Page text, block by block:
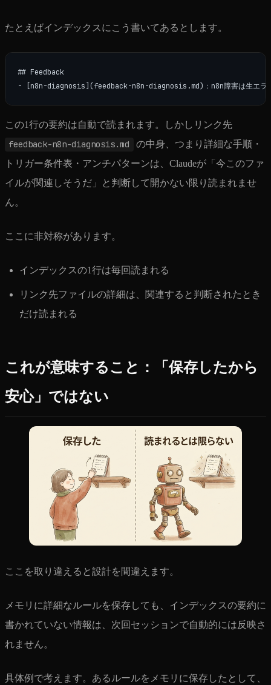
たとえばインデックスにこう書いてあるとします。
## Feedback
この1行の要約は自動で読まれます。しかしリンク先
feedback-n8n-diagnosis.md
の中身、つまり詳細な手順・
トリガー条件表・アンチパターンは、Claudeが「今このファ
イルが関連しそうだ」と判断して開かない限り読まれませ
ん。
ここに非対称があります。
インデックスの1行は毎回読まれる
リンク先ファイルの詳細は、関連すると判断されたとき
だけ読まれる
これが意味すること：「保存したから
安心」ではない
ここを取り違えると設計を間違えます。
メモリに詳細なルールを保存しても、インデックスの要約に
書かれていない情報は、次回セッションで自動的には反映さ
れません。
具体例で考えます。あるルールをメモリに保存したとして、